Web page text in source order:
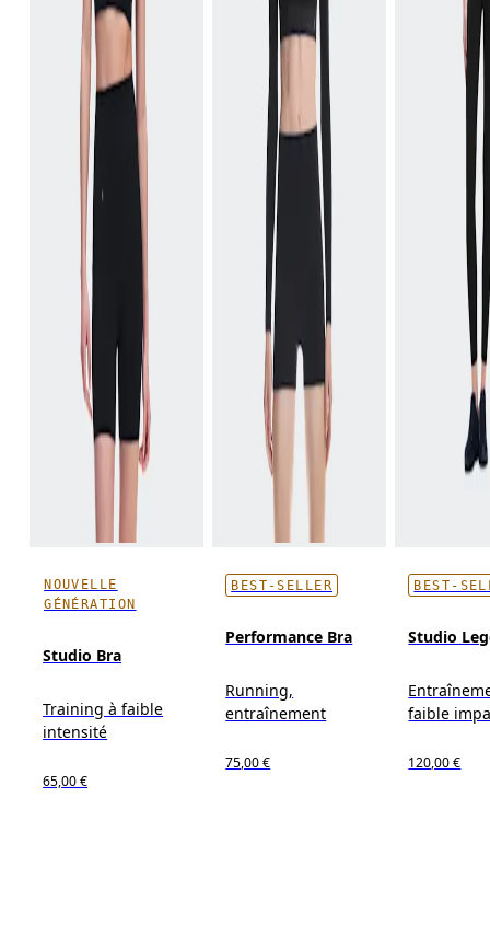
NOUVELLE
GÉNÉRATION
Studio Bra
Training à faible
intensité
65,00 €
BEST-SELLER
Performance Bra
Running,
entraînement
75,00 €
BEST-
Studio
faible
120,00 €